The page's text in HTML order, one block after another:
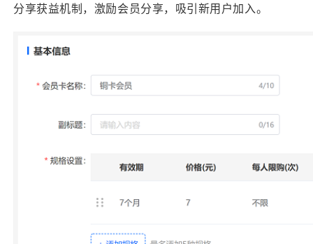
分享获益机制，激励会员分享，吸引新用户加入。